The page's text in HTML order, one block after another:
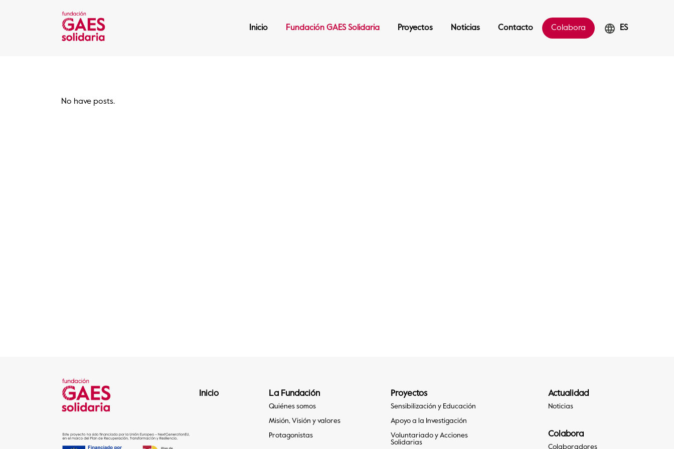
Inicio Fundación GAES Solidaria Proyectos Noticias Contacto Colabora ES
No have posts.
Inicio La Fundación
Quiénes somos
Misión, Visión y valores
Protagonistas
Proyectos
Sensibilización y Educación
Apoyo a la Investigación
Voluntariado y Acciones
Solidarias
Actualidad
Noticias
Colabora
Colaboradores